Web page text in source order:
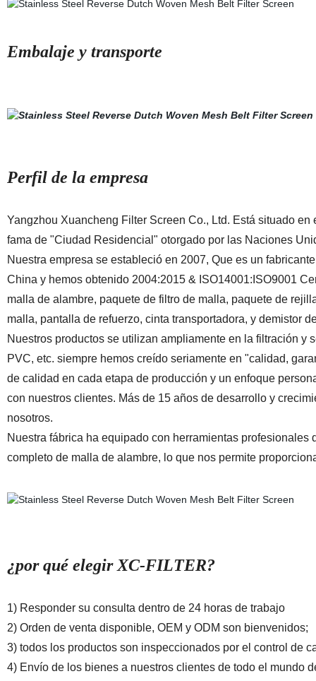
Embalaje y transporte
Perfil de la empresa
Yangzhou Xuancheng Filter Screen Co., Ltd. Está situado
fama de "Ciudad Residencial" otorgado por las Naciones
Nuestra empresa se estableció en 2007, Que es un
China y hemos obtenido 2004:2015 & ISO14001:ISO9001
malla de alambre, paquete de filtro de malla, paquete de
malla, pantalla de refuerzo, cinta transportadora, y demistor
Nuestros productos se utilizan ampliamente en la filtración
PVC, etc. siempre hemos creído seriamente en "calidad,
de calidad en cada etapa de producción y un enfoque
con nuestros clientes. Más de 15 años de desarrollo y
nosotros.
Nuestra fábrica ha equipado con herramientas
completo de malla de alambre, lo que nos permite
¿por qué elegir XC-FILTER?
1) Responder su consulta dentro de 24 horas de trabajo
2) Orden de venta disponible, OEM y ODM son bienvenidos;
3) todos los productos son inspeccionados por el control de
4) Envío de los bienes a nuestros clientes de todo el mundo